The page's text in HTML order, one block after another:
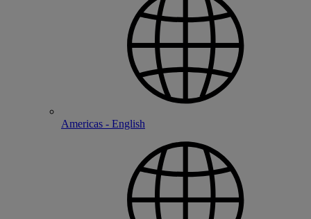
Americas - English